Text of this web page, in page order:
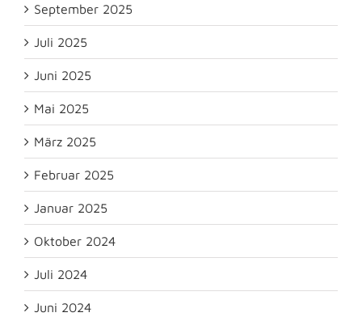
September 2025
Juli 2025
Juni 2025
Mai 2025
März 2025
Februar 2025
Januar 2025
Oktober 2024
Juli 2024
Juni 2024